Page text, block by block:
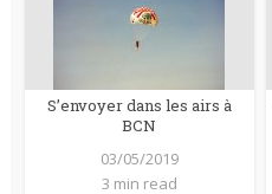
S’envoyer dans les airs à
BCN
03/05/2019
3 min read